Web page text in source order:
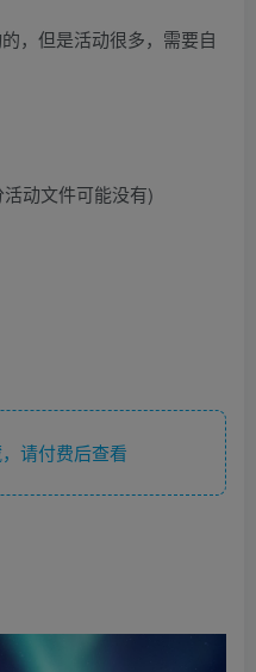
，但是活动很多，需要自
动文件可能没有)
请付费后查看